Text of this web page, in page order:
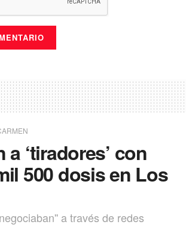
a ‘tiradores’ con
500 dosis en Los
a través de redes